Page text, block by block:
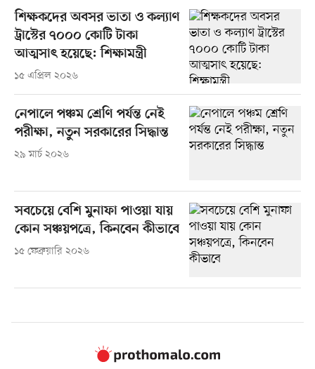
শিক্ষকদের অবসর ভাতা ও কল্যাণ
ট্রাস্টের ৭০০০ কোটি টাকা
আত্মসাৎ হয়েছে: শিক্ষামন্ত্রী
১৫ এপ্রিল ২০২৬
নেপালে পঞ্চম শ্রেণি পর্যন্ত নেই
পরীক্ষা, নতুন সরকারের সিদ্ধান্ত
২৯ মার্চ ২০২৬
সবচেয়ে বেশি মুনাফা পাওয়া যায়
কোন সঞ্চয়পত্রে, কিনবেন কীভাবে
১৫ ফেব্রুয়ারি ২০২৬